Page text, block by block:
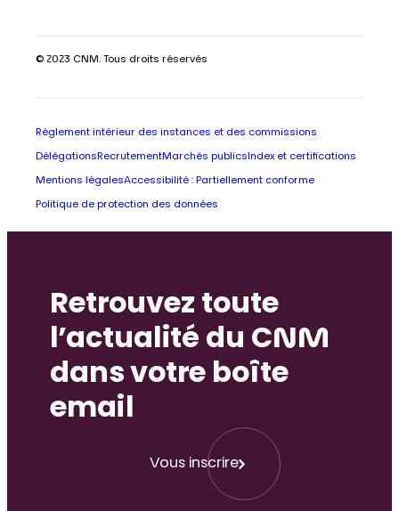
© 2023 CNM. Tous droits réservés
Règlement intérieur des instances et des commissions
Délégations RecrutementMarchés publics Index et certifications
Mentions légalesAccessibilité : Partiellement conforme
Politique de protection des données
Retrouvez toute
l’actualité du CNM
dans votre boîte
email
Vous inscrire